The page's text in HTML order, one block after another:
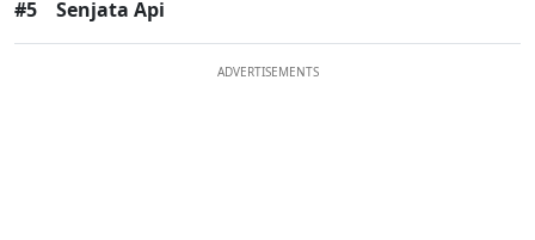
#5 Senjata Api
ADVERTISEMENTS